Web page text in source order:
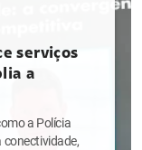
serviços
a
a Polícia
conectividade,